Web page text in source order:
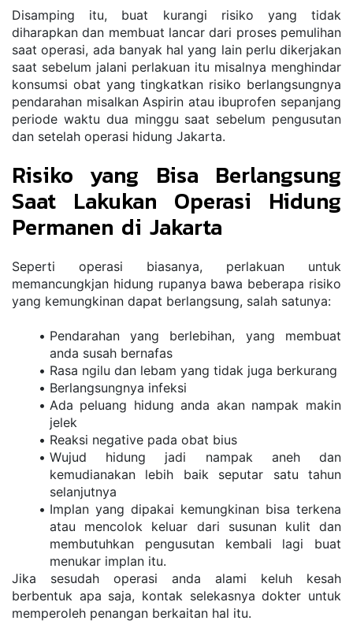
Disamping itu, buat kurangi risiko yang tidak
diharapkan dan membuat lancar dari proses pemulihan
saat operasi, ada banyak hal yang lain perlu dikerjakan
saat sebelum jalani perlakuan itu misalnya menghindar
konsumsi obat yang tingkatkan risiko berlangsungnya
pendarahan misalkan Aspirin atau ibuprofen sepanjang
periode waktu dua minggu saat sebelum pengusutan
dan setelah operasi hidung Jakarta.
Risiko yang Bisa Berlangsung
Saat Lakukan Operasi Hidung
Permanen di Jakarta
Seperti operasi biasanya, perlakuan untuk
memancungkjan hidung rupanya bawa beberapa risiko
yang kemungkinan dapat berlangsung, salah satunya:
Pendarahan yang berlebihan, yang membuat
anda susah bernafas
Rasa ngilu dan lebam yang tidak juga berkurang
Berlangsungnya infeksi
Ada peluang hidung anda akan nampak makin
jelek
Reaksi negative pada obat bius
Wujud hidung jadi nampak aneh dan
kemudianakan lebih baik seputar satu tahun
selanjutnya
Implan yang dipakai kemungkinan bisa terkena
atau mencolok keluar dari susunan kulit dan
membutuhkan pengusutan kembali lagi buat
menukar implan itu.
Jika sesudah operasi anda alami keluh kesah
berbentuk apa saja, kontak selekasnya dokter untuk
memperoleh penangan berkaitan hal itu.